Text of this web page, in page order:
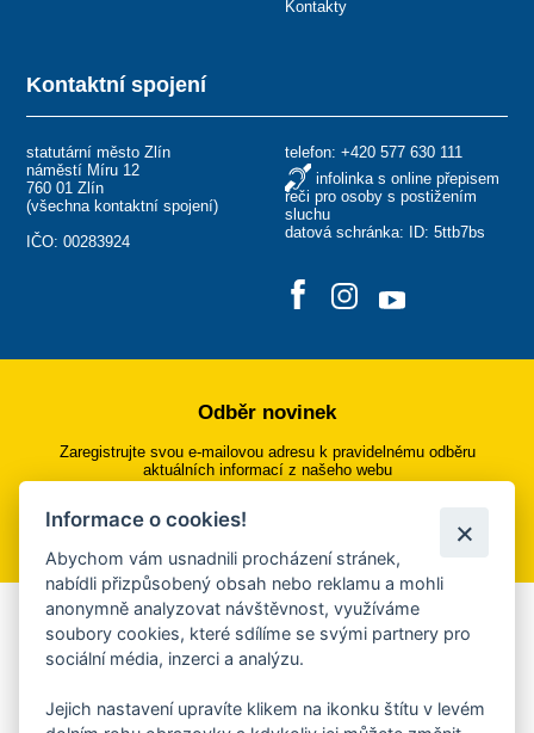
Kontaktní spojení
statutární město Zlín
náměstí Míru 12
760 01 Zlín
(všechna kontaktní spojení)
IČO: 00283924
telefon: +420 577 630 111
infolinka s online přepisem
řeči pro osoby s postižením
sluchu
datová schránka: ID: 5ttb7bs
Kontakty
Odběr novinek
Zaregistrujte svou e-mailovou adresu k pravidelnému odběru
aktuálních informací z našeho webu
Přihlásit se k odběru
Aplikace Mobilní rozhlas
Chcete dostávat do svého mobilu či mailu upozornění na
ankety, pozvánky na kulturní a sportovní akce?
Informace o cookies!
Abychom vám usnadnili procházení stránek,
nabídli přizpůsobený obsah nebo reklamu a mohli
anonymně analyzovat návštěvnost, využíváme
soubory cookies, které sdílíme se svými partnery pro
sociální média, inzerci a analýzu.
Jejich nastavení upravíte klikem na ikonku štítu v levém